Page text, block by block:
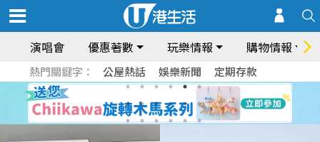
演唱會 優惠著數 玩樂情報 購物情報
熱門關鍵字： 公屋熱話 娛樂新聞 定期存款